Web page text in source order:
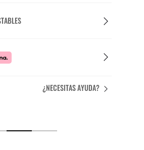
¿NECESITAS AYUDA?